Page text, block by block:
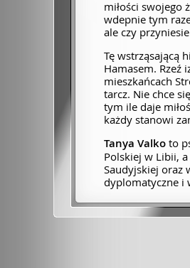
miłości swojego
wdepnie tym
ale czy
Tę wstrząsającą
Hamasem.
mieszkańcach
tarcz. Nie chce
tym ile daje
każdy stanowi
Tanya Valko to
Polskiej w Libii,
Saudyjskiej oraz
dyplomatyczne i